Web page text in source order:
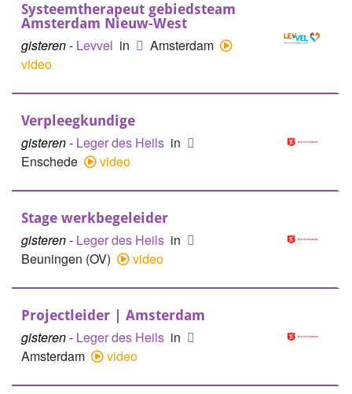
Systeemtherapeut gebiedsteam
Amsterdam Nieuw-West
gisteren- Levvel in
Amsterdam
video
Verpleegkundige
gisteren- Leger des Heils in
Enschede
video
Stage werkbegeleider
gisteren- Leger des Heils in
Beuningen (OV)
video
Projectleider | Amsterdam
gisteren- Leger des Heils in
Amsterdam
video